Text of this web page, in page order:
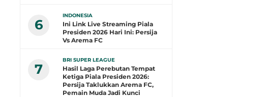
6
INDONESIA
Ini Link Live Streaming Piala
Presiden 2026 Hari Ini: Persija
Vs Arema FC
7
BRI SUPER LEAGUE
Hasil Laga Perebutan Tempat
Ketiga Piala Presiden 2026:
Persija Taklukkan Arema FC,
Pemain Muda Jadi Kunci